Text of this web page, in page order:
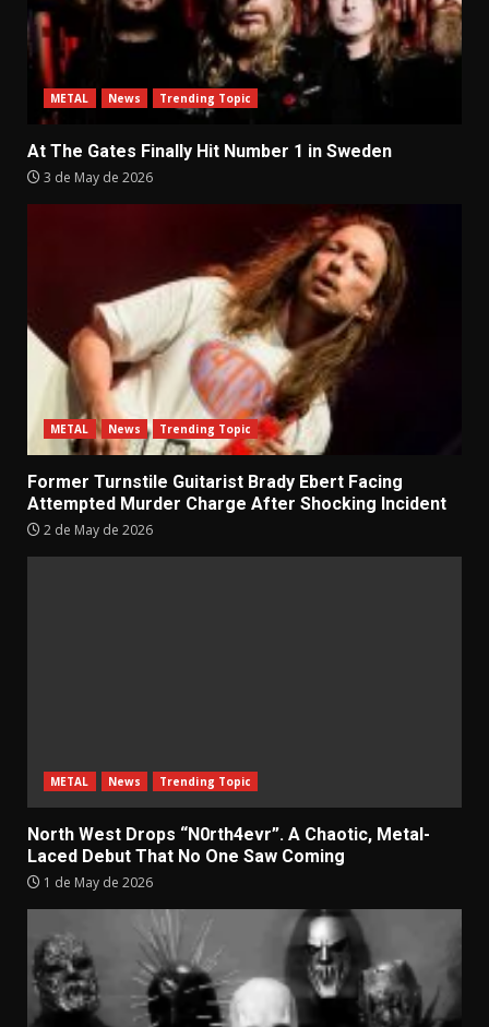
METAL News Trending Topic
At The Gates Finally Hit Number 1 in Sweden
3 de May de 2026
METAL News Trending Topic
Former Turnstile Guitarist Brady Ebert Facing
Attempted Murder Charge After Shocking Incident
2 de May de 2026
METAL News Trending Topic
North West Drops “N0rth4evr”. A Chaotic, Metal-
Laced Debut That No One Saw Coming
1 de May de 2026